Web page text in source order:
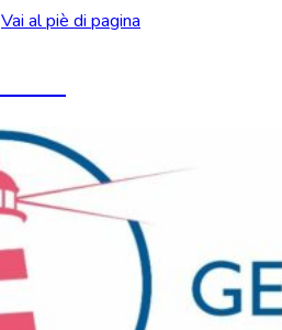
Vai al piè di pagina